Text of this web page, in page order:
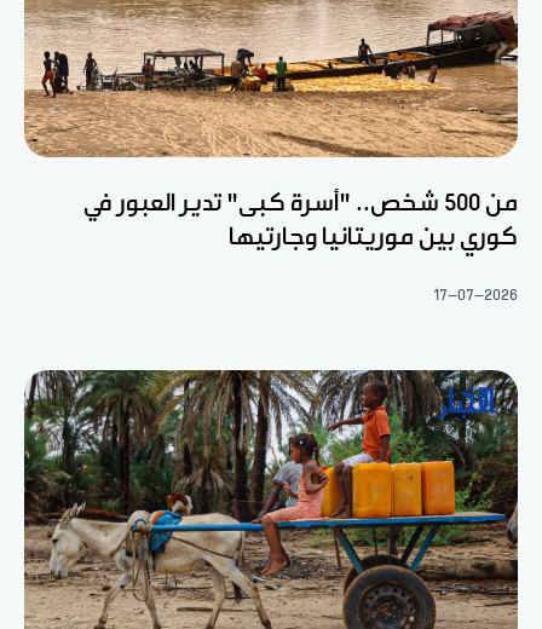
من 500 شخص.. "أسرة كبى" تدير العبور في
كوري بين موريتانيا وجارتيها
17-07-2026